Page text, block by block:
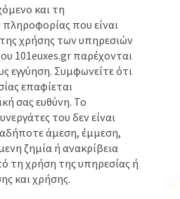
και τη
που είναι
χρήσης των υπηρεσιών
101euxes.gr παρέχονται
εγγύηση. Συμφωνείτε ότι
επαφίεται
σας ευθύνη. Το
του δεν είναι
άμεση, έμμεση,
ζημία ή ανακρίβεια
τη χρήση της υπηρεσίας ή
και χρήσης.